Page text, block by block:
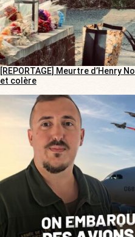
[REPORTAGE] Meurtre d’Henry
et colère